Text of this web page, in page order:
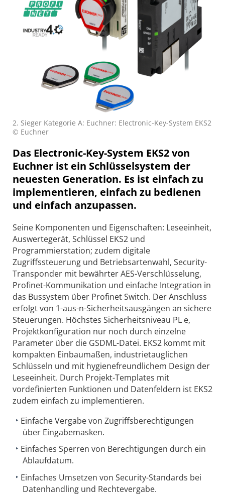
2. Sieger Kategorie A: Euchner: Electronic-Key-System EKS2
© Euchner
Das Electronic-Key-System EKS2 von
Euchner ist ein Schlüsselsystem der
neuesten Generation. Es ist einfach zu
implementieren, einfach zu bedienen
und einfach anzupassen.
Seine Komponenten und Eigenschaften: Leseeinheit,
Auswertegerät, Schlüssel EKS2 und
Programmierstation; zudem digitale
Zugriffssteuerung und Betriebsartenwahl, Security-
Transponder mit bewährter AES-Verschlüsselung,
Profinet-Kommunikation und einfache Integration in
das Bussystem über Profinet Switch. Der Anschluss
erfolgt von 1-aus-n-Sicherheitsausgängen an sichere
Steuerungen. Höchstes Sicherheitsniveau PL e,
Projektkonfiguration nur noch durch einzelne
Parameter über die GSDML-Datei. EKS2 kommt mit
kompakten Einbaumaßen, industrietauglichen
Schlüsseln und mit hygienefreundlichem Design der
Leseeinheit. Durch Projekt-Templates mit
vordefinierten Funktionen und Datenfeldern ist EKS2
zudem einfach zu implementieren.
Einfache Vergabe von Zugriffsberechtigungen
über Eingabemasken.
Einfaches Sperren von Berechtigungen durch ein
Ablaufdatum.
Einfaches Umsetzen von Security-Standards bei
Datenhandling und Rechtevergabe.